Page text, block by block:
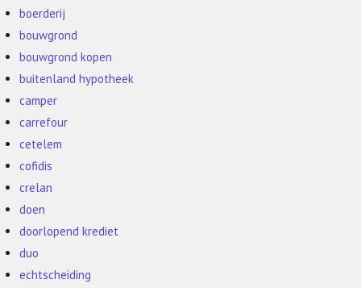
boerderij
bouwgrond
bouwgrond kopen
buitenland hypotheek
camper
carrefour
cetelem
cofidis
crelan
doen
doorlopend krediet
duo
echtscheiding